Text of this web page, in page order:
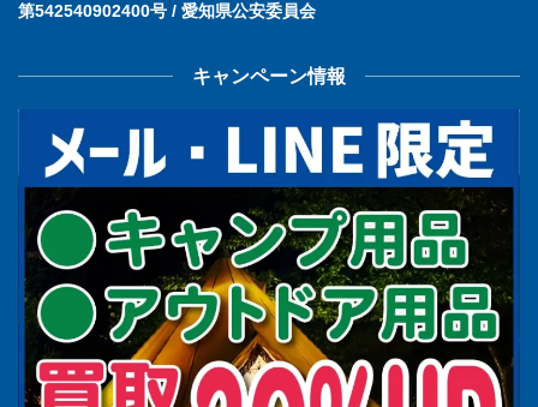
第542540902400号 / 愛知県公安委員会
キャンペーン情報